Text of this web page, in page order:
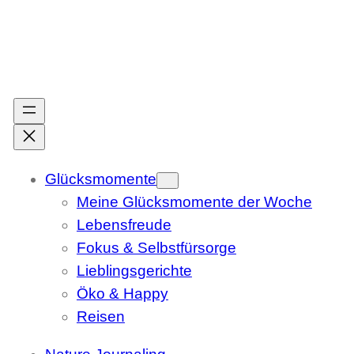
Glücksmomente
Meine Glücksmomente der Woche
Lebensfreude
Fokus & Selbstfürsorge
Lieblingsgerichte
Öko & Happy
Reisen